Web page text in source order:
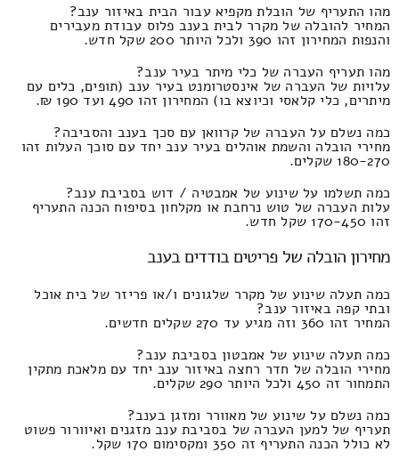
מהו התעריף של הובלת מקפיא עבור הבית באיזור ענב?
המחיר להובלה של מקרר לבית בענב פלוס עבודת מעבירים
והנפות המחירון זהו 390 ולכל היותר 200 שקל חדש.
מהו תעריף העברה של כלי מיתר בעיר ענב?
עלויות של העברה של אינסטרומנט בעיר ענב (תופים, כלים עם
מיתרים, כלי קלאסי וכיוצא בו) המחירון זהו 490 ועד 190 ₪.
כמה נשלם על העברה של קרוואן עם סכך בענב והסביבה?
מחירי הובלה והשמת אוהלים בעיר ענב יחד עם סוכך העלות זהו
180-270 שקלים.
כמה תשלמו על שינוע של אמבטיה / דוש בסביבת ענב?
עלות העברה של טוש נרחבת או מקלחון בסיפוח הכנה התעריף
זהו 170-450 שקל חדש.
מחירון הובלה של פריטים בודדים בענב
כמה תעלה שינוע של מקרר שלגונים ו/או פריזר של בית אוכל
ובתי קפה באיזור ענב?
המחיר זהו 360 וזה מגיע עד 270 שקלים חדשים.
כמה תעלה שינוע של אמבטון בסביבת ענב?
מחירי הובלה של חדר רחצה באיזור ענב יחד עם מלאכת מתקין
התמחור זה 450 ולכל היותר 290 שקלים.
כמה נשלם על שינוע של מאוורר ומזגן בענב?
תעריף של למען העברה של בסביבת ענב מזגנים ואיוורור פשוט
לא כולל הכנה התעריף זה 350 ומקסימום 170 שקל.